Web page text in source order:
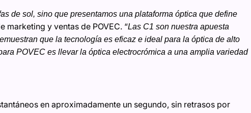
de sol, sino que presentamos una plataforma óptica que define
marketing y ventas de POVEC. “Las C1 son nuestra apuesta
que la tecnología es eficaz e ideal para la óptica de alto
POVEC es llevar la óptica electrocrómica a una amplia variedad
en aproximadamente un segundo, sin retrasos por